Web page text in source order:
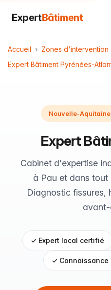
ExpertBâtiment
Accueil
Zones d'intervention
Expert Bâtiment Pyrénées-
Nouvelle-
Expert
Cabinet d'expertise
à Pau et dans tout
Diagnostic fissures,
✓ Expert local certifié
✓ Connaissance